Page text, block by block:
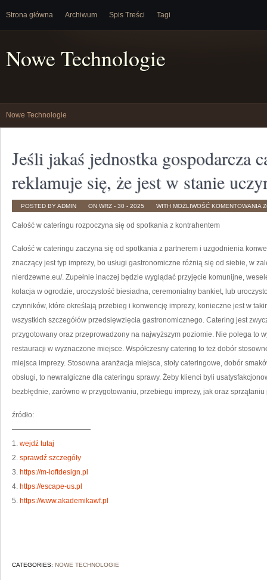
Strona główna Archiwum Spis Treści Tagi
Nowe Technologie
Nowe Technologie
Jeśli jakaś jednostka gospodarcza
reklamuje się, że jest w stanie
POSTED BY ADMIN ON WRZ - 30 - 2025 WITH MOŻLIWOŚĆ KOMENTOWANIA
W
Całość w cateringu rozpoczyna się od spotkania z kontrahentem
Całość w cateringu zaczyna się od spotkania z partnerem i uzgodnienia
znaczący jest typ imprezy, bo usługi gastronomiczne różnią się od siebie, w
nierdzewne.eu/. Zupełnie inaczej będzie wyglądać przyjęcie komunijne,
kolacja w ogrodzie, uroczystość biesiadna, ceremonialny bankiet, lub
czynników, które określają przebieg i konwencję imprezy, konieczne jest w
wszystkich szczegółów przedsięwzięcia gastronomicznego. Catering jest
przygotowany oraz przeprowadzony na najwyższym poziomie. Nie polega to
restauracji w wyznaczone miejsce. Współczesny catering to też dobór
miejsca imprezy. Stosowna aranżacja miejsca, stoły cateringowe, dobór
obsługi, to newralgiczne dla cateringu sprawy. Żeby klienci byli
bezbłędnie, zarówno w przygotowaniu, przebiegu imprezy, jak oraz
źródło:
———————————
1. wejdź tutaj
2. sprawdź szczegóły
3. https://m-loftdesign.pl
4. https://escape-us.pl
5. https://www.akademikawf.pl
CATEGORIES: NOWE TECHNOLOGIE